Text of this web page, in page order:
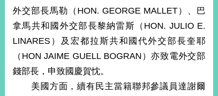
政
府
資
訊
開
外交部長馬勒（HON. GEORGE MALLET）、巴
拿馬共和國外交部長黎納雷斯（HON. JULIO E.
LINARES）及宏都拉斯共和國代外交部長奎耶
（HON JAIME GUELL BOGRAN）亦致電外交部
錢部長，申致國慶賀忱。
美國方面，續有民主當籍聯邦參議員達謝爾